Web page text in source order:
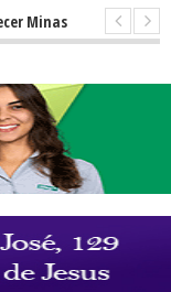
e Pará de Minas; e